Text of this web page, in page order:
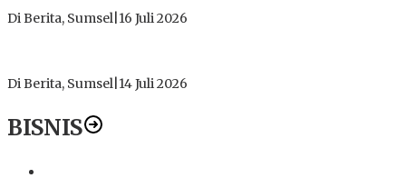
Di Berita, Sumsel 16 Juli 2026
Di Berita, Sumsel 14 Juli 2026
BISNIS